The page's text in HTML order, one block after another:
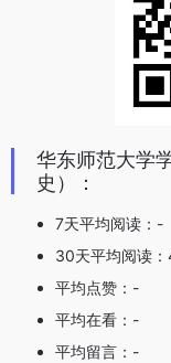
华东师范大学
史）：
7天平均阅读：-
30天平均阅读
平均点赞：-
平均在看：-
平均留言：-